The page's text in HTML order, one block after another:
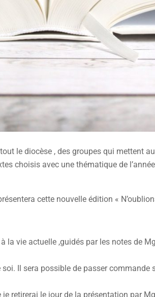
le diocèse , des groupes qui mettent
choisis avec une thématique de
cette nouvelle édition «
la vie actuelle ,guidés par les notes de
Il sera possible de passer
retirerai le jour de la présentation par